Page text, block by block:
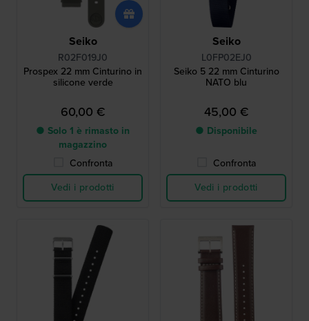
Seiko
R02F019J0
Prospex 22 mm Cinturino in
silicone verde
60,00 €
● Solo 1 è rimasto in
magazzino
Confronta
Vedi i prodotti
Seiko
L0FP02EJ0
Seiko 5 22 mm Cinturino
NATO blu
45,00 €
● Disponibile
Confronta
Vedi i prodotti